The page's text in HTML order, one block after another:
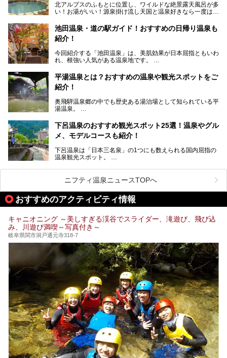
岐阜の手仕事に触れる旅とともに楽しんでみてはいかがでし
ょう！
───
提供元：岐阜県【PR】
この記事は岐阜県のPR記事です。
北アルプスのふもとに位置し、ワイルドな絶景露天風呂が多
い！お湯がいい！源泉掛け流し天国と温泉好きなら一度は行
「平湯温泉」「福地温泉」「新平湯温泉」「栃尾温泉」「新
穂高温泉」と5つの温泉地を総称して奥飛騨温泉郷と呼びま
風呂を5ヶ所ご紹介したいと思います。いずれも素晴らしい
温泉ですよ！
池田温泉・道の駅ガイド！おすすめの日帰り温泉も
紹介！
今回紹介する「池田温泉」は、美肌効果が日本屈指ともいわ
れ、根強い人気がある温泉地です。
温泉旅として利用することができます。
池田温泉には道の駅があるなど、温泉、観光、買い物と、さ
そんな池田温泉の魅力を詳しく紹介していきます！
平湯温泉とは？おすすめの温泉や観光スポットをご
紹介！
奥飛騨温泉郷の中でも歴史ある湯治場として知られている平
湯温泉。
らの利用客も増え、ますます賑わいを見せています。そこで
今回は、平湯温泉の観光スポットとおすすめの温泉施設を紹
介します。気になる温泉をぜひチェックしてみてください。
下呂温泉のおすすめ観光スポット25選！温泉やグル
メ、モデルコースも紹介！
下呂温泉は「日本三名泉」の1つにも数えられる国内屈指の
温泉観光スポット。
のグルメを楽しんだり、周辺にある名所にも足を伸ばしたり
したいもの。
本記事では、下呂温泉エリアにあるおすすめの観光スポット
をご紹介するとともに散策する際のモデルコースもご提案。
下呂温泉観光をたっぷりとガイドします！
ニフティ温泉ニュースTOPへ
おすすめのアクティビティ情報
キャニオニング ～美しすぎる渓谷でスライダー、滝遊び、飛び込
み、川遊び満喫～写真付き～
岐阜県関市洞戸通元寺318-7